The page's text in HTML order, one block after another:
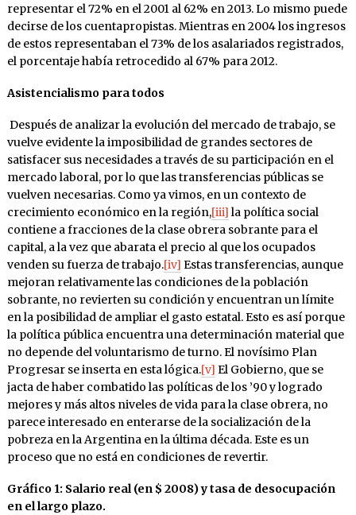
representar el 72% en el 2001 al 62% en 2013. Lo mismo puede
decirse de los cuentapropistas. Mientras en 2004 los ingresos
de estos representaban el 73% de los asalariados registrados,
el porcentaje había retrocedido al 67% para 2012.
Asistencialismo para todos
Después de analizar la evolución del mercado de trabajo, se
vuelve evidente la imposibilidad de grandes sectores de
satisfacer sus necesidades a través de su participación en el
mercado laboral, por lo que las transferencias públicas se
vuelven necesarias. Como ya vimos, en un contexto de
crecimiento económico en la región,[iii]la política social
contiene a fracciones de la clase obrera sobrante para el
capital, a la vez que abarata el precio al que los ocupados
venden su fuerza de trabajo.[iv] Estas transferencias, aunque
mejoran relativamente las condiciones de la población
sobrante, no revierten su condición y encuentran un límite
en la posibilidad de ampliar el gasto estatal. Esto es así porque
la política pública encuentra una determinación material que
no depende del voluntarismo de turno. El novísimo Plan
Progresar se inserta en esta lógica.[v] El Gobierno, que se
jacta de haber combatido las políticas de los ’90 y logrado
mejores y más altos niveles de vida para la clase obrera, no
parece interesado en enterarse de la socialización de la
pobreza en la Argentina en la última década. Este es un
proceso que no está en condiciones de revertir.
Gráfico 1: Salario real (en $ 2008) y tasa de desocupación
en el largo plazo.